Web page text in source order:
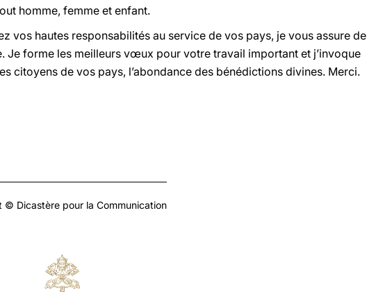
homme, femme et enfant.
vos hautes responsabilités au service de vos pays, je vous assure de
Je forme les meilleurs vœux pour votre travail important et j’invoque
citoyens de vos pays, l’abondance des bénédictions divines. Merci.
© Dicastère pour la Communication